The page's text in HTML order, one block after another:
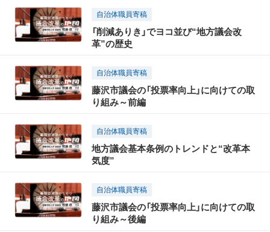
自治体職員寄稿
「削減ありき」でヨコ並び“地方議会改
革”の歴史
自治体職員寄稿
藤沢市議会の「投票率向上」に向けての取
り組み～前編
自治体職員寄稿
地方議会基本条例のトレンドと“改革本
気度”
自治体職員寄稿
藤沢市議会の「投票率向上」に向けての取
り組み～後編